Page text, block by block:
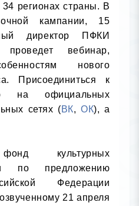
регионах страны. В
кампании, 15
директор ПФКИ
вебинар,
нового
Присоединиться к
на официальных
сетях (ВК, ОК), а
фонд культурных
по предложению
Федерации
21 апреля